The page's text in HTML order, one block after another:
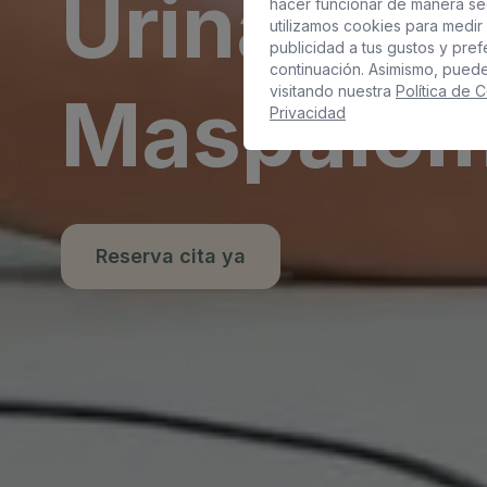
Urinaria
Reserva cita ya
hacer funcionar de manera
utilizamos cookies para
publicidad a tus gustos y
continuación. Asimismo,
visitando nuestra Política de
Privacidad